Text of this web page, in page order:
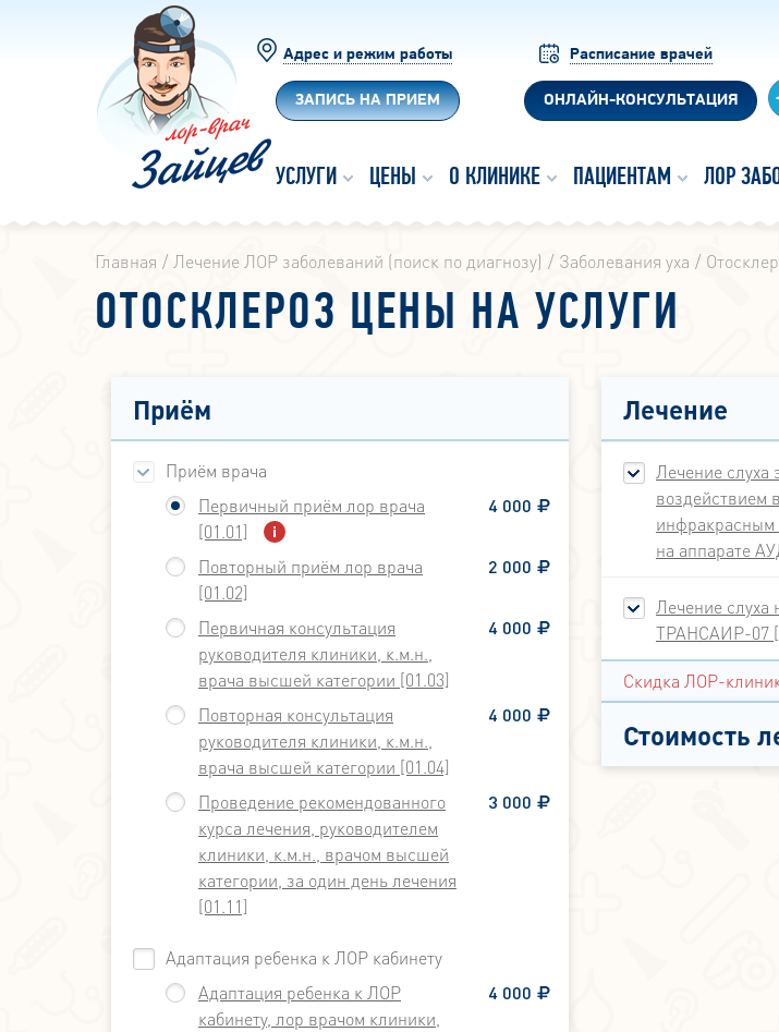
Адрес и режим работы
ЗАПИСЬ НА ПРИЕМ
Расписание врачей
ОНЛАЙН-КОНСУЛЬТАЦИЯ
УСЛУГИ ЦЕНЫ О КЛИНИКЕ ПАЦИЕНТАМ ЛОР
Главная Лечение ЛОР заболеваний (поиск по диагнозу) Заболевания уха
ОТОСКЛЕРОЗ ЦЕНЫ НА УСЛУГИ
Приём
Приём врача
Первичный приём лор врача
[01.01]
4 000
Повторный приём лор врача
[01.02]
2 000
Первичная консультация
руководителя клиники, к.м.н.,
врача высшей категории [01.03]
4 000
Повторная консультация
руководителя клиники, к.м.н.,
врача высшей категории [01.04]
4 000
Проведение рекомендованного
курса лечения, руководителем
клиники, к.м.н., врачом высшей
категории, за один день лечения
[01.11]
3 000
Адаптация ребенка к ЛОР кабинету
Адаптация ребенка к ЛОР
кабинету, лор врачом клиники,
4 000
Лечение
Лечение слуха
воздействием
инфракрасным
на аппарате
Лечение слуха
ТРАНСАИР-07
Скидка ЛОР-
Стоимость